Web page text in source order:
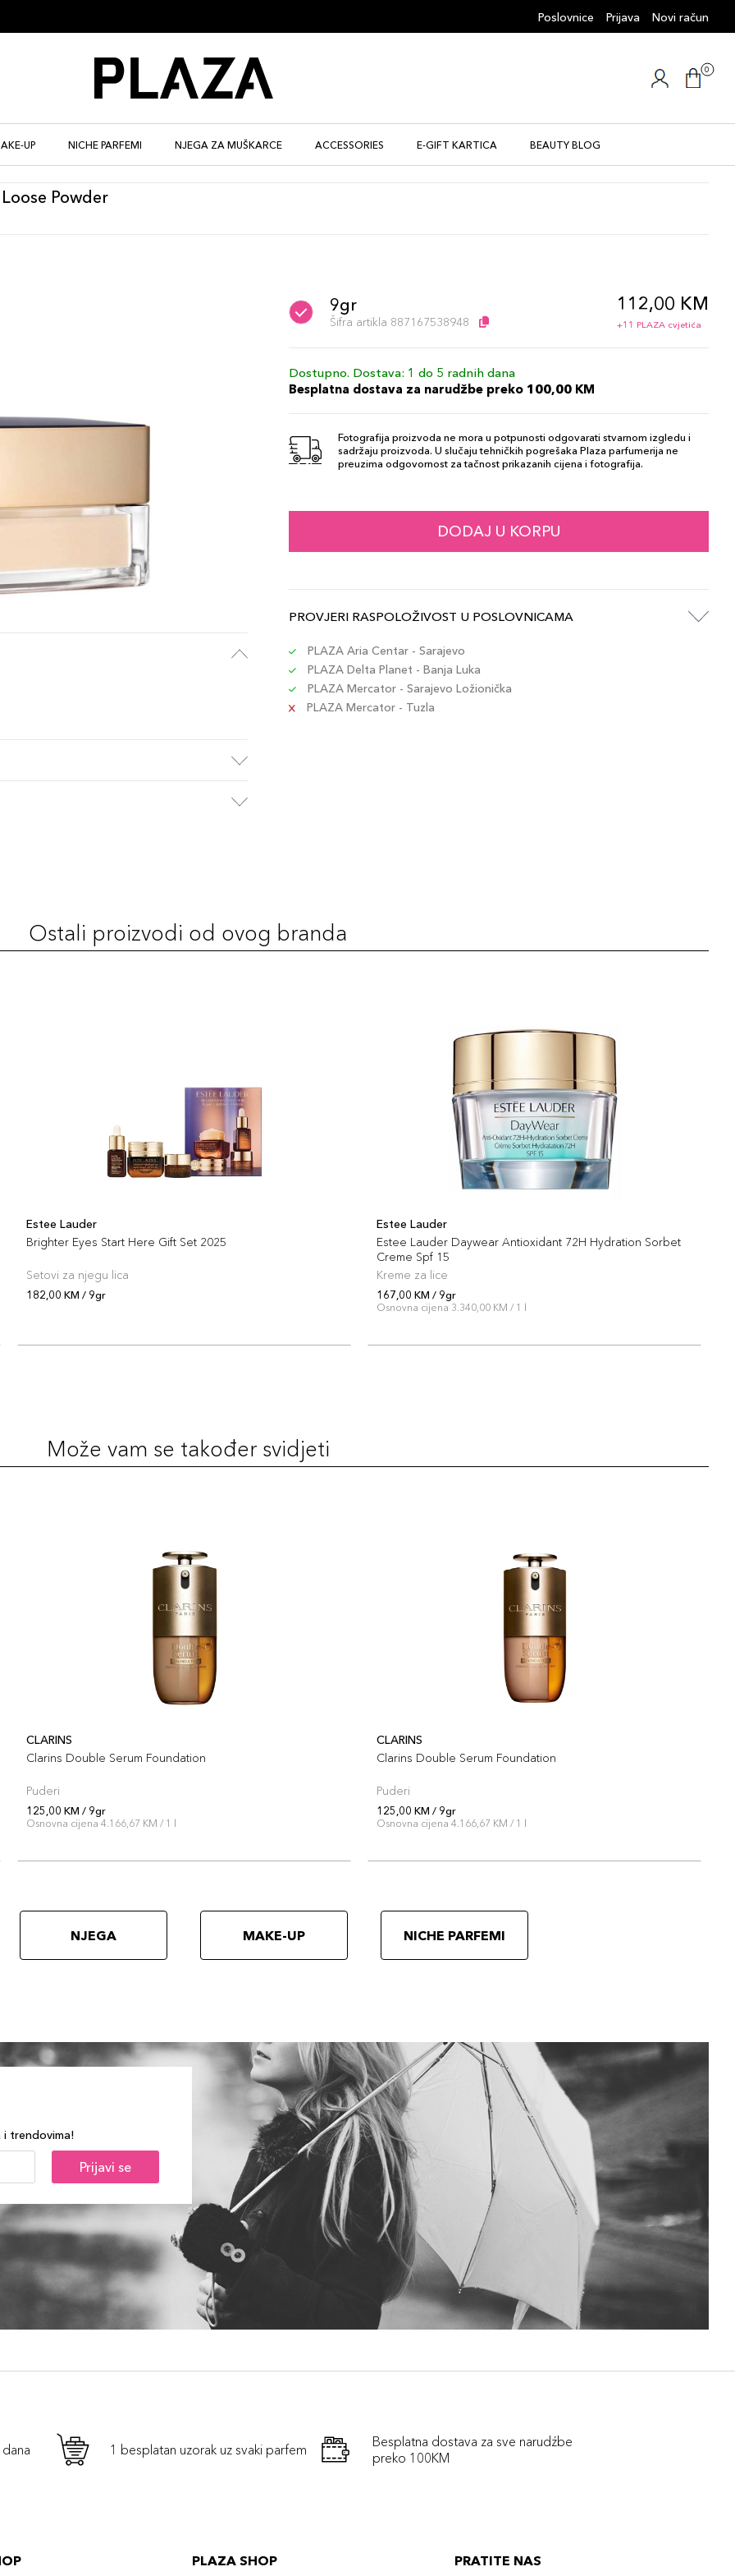
Poslovnice Prijava Novi račun
0
UP NICHE PARFEMI NJEGA ZA MUŠKARCE ACCESSORIES E-GIFT KARTICA BEAUTY BLOG
Powder
9gr
Šifra artikla 887167538948
112,00 KM
+11 PLAZA cvjetića
Dostupno. Dostava: 1 do 5 radnih dana
Besplatna dostava za narudžbe preko 100,00 KM
Fotografija proizvoda ne mora u potpunosti odgovarati stvarnom izgledu i
sadržaju proizvoda. U slučaju tehničkih pogrešaka Plaza parfumerija ne
preuzima odgovornost za tačnost prikazanih cijena i fotografija.
DODAJ U KORPU
PROVJERI RASPOLOŽIVOST U POSLOVNICAMA
PLAZA Aria Centar - Sarajevo
PLAZA Delta Planet - Banja Luka
PLAZA Mercator - Sarajevo Ložionička
PLAZA Mercator - Tuzla
Ostali proizvodi od ovog branda
Estee Lauder
Brighter Eyes Start Here Gift Set 2025
Setovi za njegu lica
182,00 KM / 9gr
Estee Lauder
Estee Lauder Daywear Antioxidant 72H Hydration Sorbet
Creme Spf 15
Kreme za lice
167,00 KM / 9gr
Osnovna cijena 3.340,00 KM / 1 l
Može vam se također svidjeti
CLARINS
Clarins Double Serum Foundation
Puderi
125,00 KM / 9gr
Osnovna cijena 4.166,67 KM / 1 l
CLARINS
Clarins Double Serum Foundation
Puderi
125,00 KM / 9gr
Osnovna cijena 4.166,67 KM / 1 l
NJEGA MAKE-UP NICHE PARFEMI
i trendovima!
Prijavi se
1 besplatan uzorak uz svaki parfem
Besplatna dostava za sve narudźbe
preko 100KM
PLAZA SHOP PRATITE NAS